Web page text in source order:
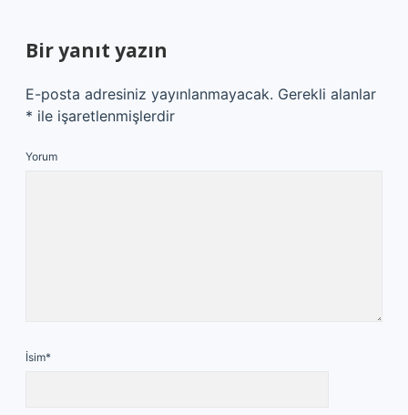
Bir yanıt yazın
E-posta adresiniz yayınlanmayacak. Gerekli alanlar
* ile işaretlenmişlerdir
Yorum
İsim*